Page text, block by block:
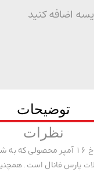
کنید
توضیحات
نظرات
دیواری پنج شاخ 16 آمپر محصولی که
فانال است. همچنین برای